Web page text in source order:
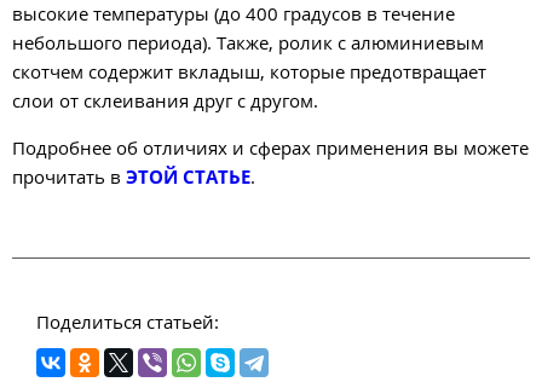
высокие температуры (до 400 градусов в течение
небольшого периода). Также, ролик с алюминиевым
скотчем содержит вкладыш, которые предотвращает
слои от склеивания друг с другом.
Подробнее об отличиях и сферах применения вы можете
прочитать в ЭТОЙ СТАТЬЕ.
Поделиться статьей: